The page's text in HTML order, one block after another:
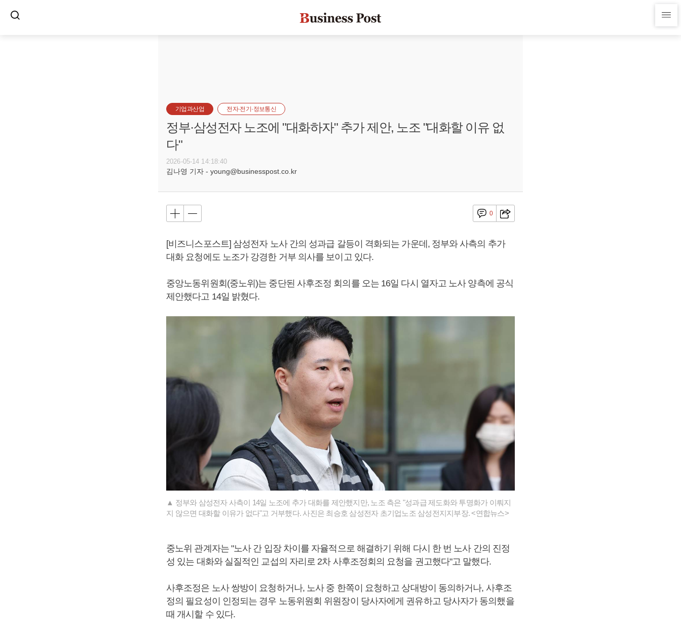
기업과산업 전자·전기·정보통신
정부·삼성전자 노조에 "대화하자" 추가 제안, 노조 "대화할 이유 없
다"
2026-05-14 14:18:40
김나영 기자 - young@businesspost.co.kr
0
[비즈니스포스트] 삼성전자 노사 간의 성과급 갈등이 격화되는 가운데, 정부와 사측의 추가
대화 요청에도 노조가 강경한 거부 의사를 보이고 있다.
중앙노동위원회(중노위)는 중단된 사후조정 회의를 오는 16일 다시 열자고 노사 양측에 공식
제안했다고 14일 밝혔다.
▲ 정부와 삼성전자 사측이 14일 노조에 추가 대화를 제안했지만, 노조 측은 "성과급 제도화와 투명화가 이뤄지
지 않으면 대화할 이유가 없다"고 거부했다. 사진은 최승호 삼성전자 초기업노조 삼성전지지부장. <연합뉴스>
중노위 관계자는 "노사 간 입장 차이를 자율적으로 해결하기 위해 다시 한 번 노사 간의 진정
성 있는 대화와 실질적인 교섭의 자리로 2차 사후조정회의 요청을 권고했다"고 말했다.
사후조정은 노사 쌍방이 요청하거나, 노사 중 한쪽이 요청하고 상대방이 동의하거나, 사후조
정의 필요성이 인정되는 경우 노동위원회 위원장이 당사자에게 권유하고 당사자가 동의했을
때 개시할 수 있다.